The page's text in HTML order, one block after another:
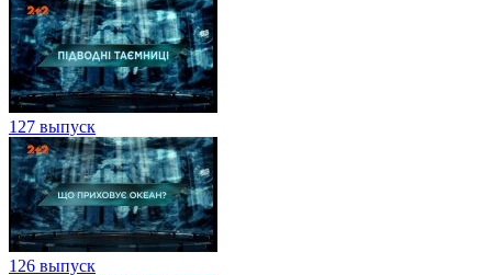
127 выпуск
126 выпуск